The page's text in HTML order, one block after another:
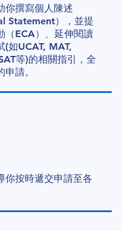
你撰寫個人陳述
Statement），並提
（ECA）、延伸閱讀
(如UCAT, MAT,
等)的相關指引，全
請。
你按時遞交申請至各